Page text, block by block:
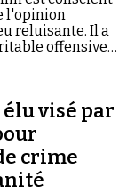
l'opinion
reluisante. Il a
offensive
visé par
crime